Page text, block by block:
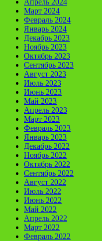
Март 2024
Февраль 2024
Январь 2024
Декабрь 2023
Ноябрь 2023
Октябрь 2023
Сентябрь 2023
Август 2023
Июль 2023
Июнь 2023
Май 2023
Апрель 2023
Март 2023
Февраль 2023
Январь 2023
Декабрь 2022
Ноябрь 2022
Октябрь 2022
Сентябрь 2022
Август 2022
Июль 2022
Июнь 2022
Май 2022
Апрель 2022
Март 2022
Февраль 2022